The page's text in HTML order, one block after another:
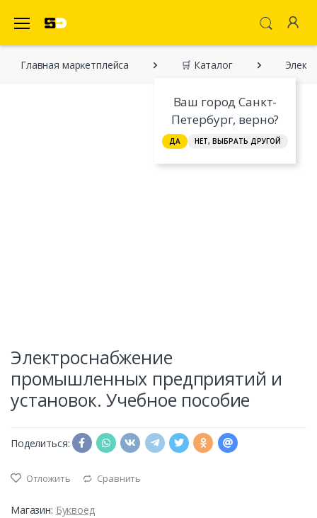
Ваш город Санкт-
Петербург, верно?
ДА НЕТ, ВЫБРАТЬ ДРУГОЙ
Главная марĸетплейса 🛒 Каталог
Электроснабжение
промышленных предприятий и
установок. Учебное пособие
Поделиться:
Отложить Сравнить
Магазин: Буквоед